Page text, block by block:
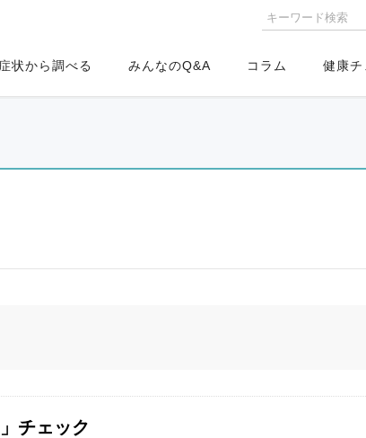
状から調べる みんなのQ&A コラム 健康チ
チェック